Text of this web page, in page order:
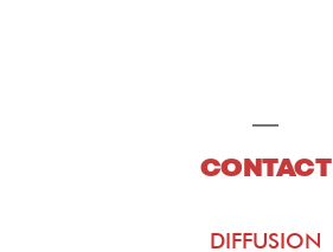
CONTACT
DIFFUSION